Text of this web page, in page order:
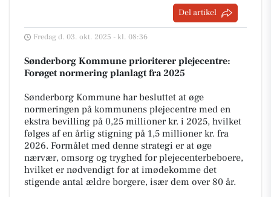
Del artikel
Fredag d. 03. okt. 2025 - kl. 08:36
Sønderborg Kommune prioriterer plejecentre:
Forøget normering planlagt fra 2025
Sønderborg Kommune har besluttet at øge
normeringen på kommunens plejecentre med en
ekstra bevilling på 0,25 millioner kr. i 2025, hvilket
følges af en årlig stigning på 1,5 millioner kr. fra
2026. Formålet med denne strategi er at øge
nærvær, omsorg og tryghed for plejecenterbeboere,
hvilket er nødvendigt for at imødekomme det
stigende antal ældre borgere, især dem over 80 år.